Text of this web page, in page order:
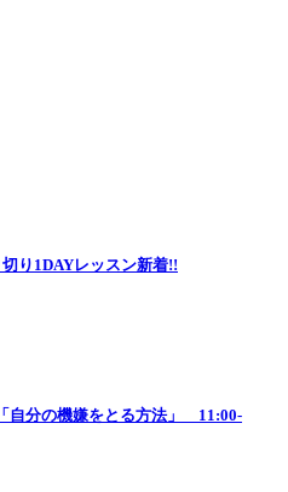
り1DAYレッスン新着!!
自分の機嫌をとる方法」 11:00-